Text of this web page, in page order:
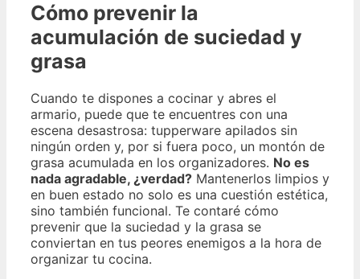
Cómo prevenir la
acumulación de suciedad y
grasa
Cuando te dispones a cocinar y abres el
armario, puede que te encuentres con una
escena desastrosa: tupperware apilados sin
ningún orden y, por si fuera poco, un montón de
grasa acumulada en los organizadores. No es
nada agradable, ¿verdad? Mantenerlos limpios y
en buen estado no solo es una cuestión estética,
sino también funcional. Te contaré cómo
prevenir que la suciedad y la grasa se
conviertan en tus peores enemigos a la hora de
organizar tu cocina.